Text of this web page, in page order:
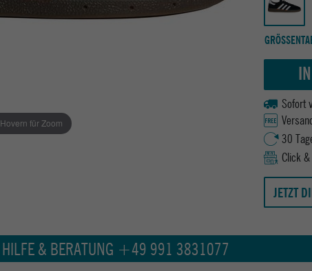
Hovern für Zoom
Sofort
30
Click
JETZT
HILFE & BERATUNG +49 991 3831077